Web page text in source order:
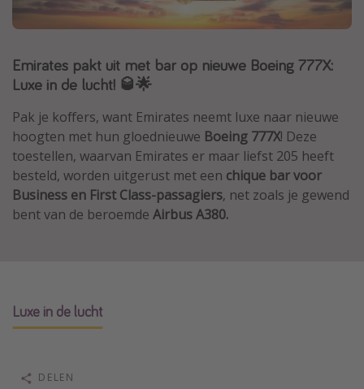
Thailand
Malta
Egypte
Bali
Type vakantie
Vroegboeker
Groepsreizen
Single reizen
Emirates pakt uit met bar op nieuwe Boeing 777X:
Luxe in de lucht! 🥃🌟
Pak je koffers, want Emirates neemt luxe naar nieuwe
hoogten met hun gloednieuwe Boeing 777X! Deze
toestellen, waarvan Emirates er maar liefst 205 heeft
besteld, worden uitgerust met een chique bar voor
Business en First Class-passagiers, net zoals je gewend
bent van de beroemde Airbus A380.
Luxe in de lucht
DELEN